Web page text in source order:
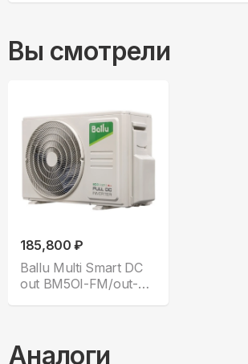
Вы смотрели
185,800 ₽
Ballu Multi Smart DC
out BM5OI-FM/out-
Аналоги